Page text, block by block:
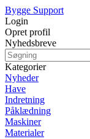
Bygge Support
Login
Opret profil
Nyhedsbreve
Kategorier
Nyheder
Have
Indretning
Påklædning
Maskiner
Materialer